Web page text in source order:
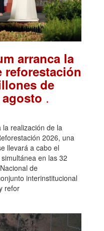
arranca la
reforestación
de
.
la realización de la
2026, una
llevará a cabo el
en las 32
de
interinstitucional
refor